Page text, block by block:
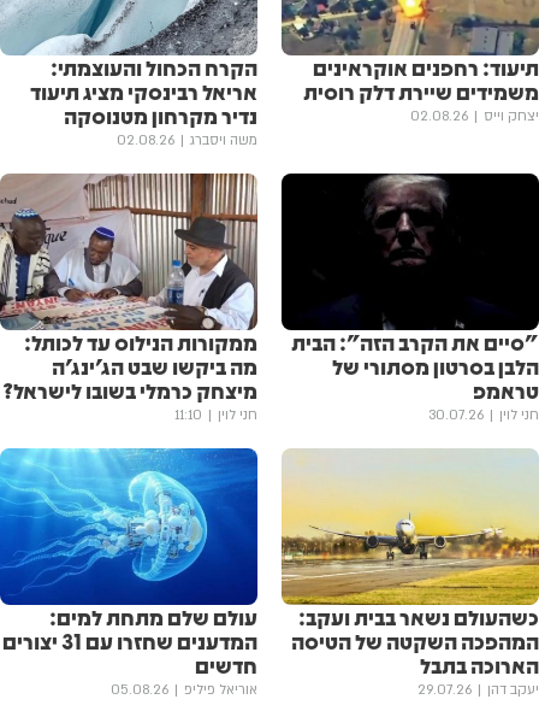
תיעוד: רחפנים אוקראינים
משמידים שיירת דלק רוסית
יצחק וייס 02.08.26
הקרח הכחול והעוצמתי:
אריאל רבינסקי מציג תיעוד
נדיר מקרחון מטנוסקה
משה ויסברג 02.08.26
"סיים את הקרב הזה": הבית
הלבן בסרטון מסתורי של
טראמפ
חני לוין 30.07.26
ממקורות הנילוס עד לכותל:
מה ביקשו שבט הג'ינג'ה
מיצחק כרמלי בשובו לישראל?
חני לוין 11:10
כשהעולם נשאר בבית ועקב:
המהפכה השקטה של הטיסה
הארוכה בתבל
יעקב דהן 29.07.26
עולם שלם מתחת למים:
המדענים שחזרו עם 31 יצורים
חדשים
אוריאל פיליפ 05.08.26